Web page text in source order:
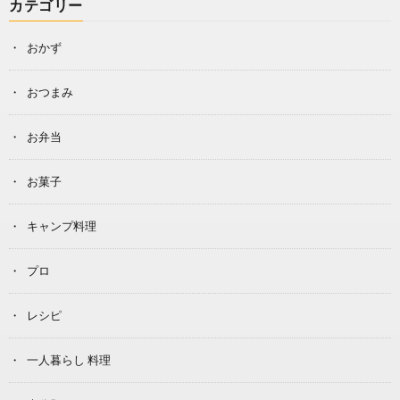
カテゴリー
おかず
おつまみ
お弁当
お菓子
キャンプ料理
プロ
レシピ
一人暮らし 料理